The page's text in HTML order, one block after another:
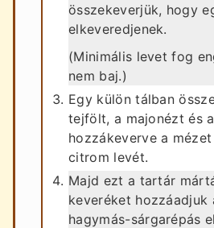
összekeverjük, hogy
elkeveredjenek.
(Minimális levet fog
nem baj.)
Egy külön tálban
tejfölt, a majonézt és
hozzákeverve a
citrom levét.
Majd ezt a tartár
keveréket hozzáadjuk
hagymás-sárgarépás